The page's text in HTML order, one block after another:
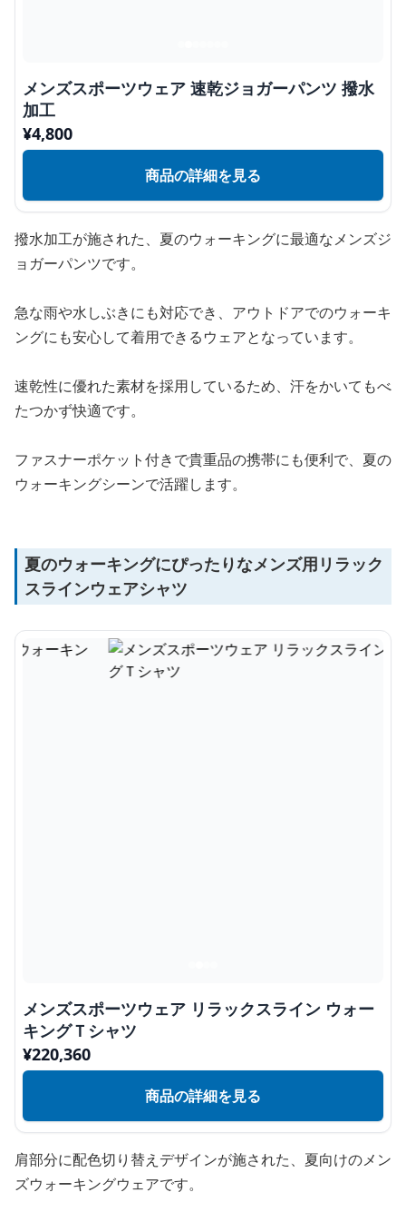
メンズスポーツウェア 速乾ジョガーパンツ 撥水
加工
¥4,800
商品の詳細を見る
撥水加工が施された、夏のウォーキングに最適なメンズジ
ョガーパンツです。
急な雨や水しぶきにも対応でき、アウトドアでのウォーキ
ングにも安心して着用できるウェアとなっています。
速乾性に優れた素材を採用しているため、汗をかいてもべ
たつかず快適です。
ファスナーポケット付きで貴重品の携帯にも便利で、夏の
ウォーキングシーンで活躍します。
夏のウォーキングにぴったりなメンズ用リラック
スラインウェアシャツ
メンズスポーツウェア リラックスライン ウォー
キングＴシャツ
¥220,360
商品の詳細を見る
肩部分に配色切り替えデザインが施された、夏向けのメン
ズウォーキングウェアです。